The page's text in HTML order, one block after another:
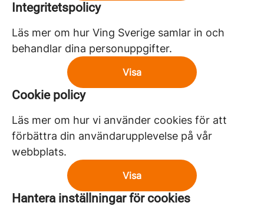
Integritetspolicy
Läs mer om hur Ving Sverige samlar in och
behandlar dina personuppgifter.
Visa
Cookie policy
Läs mer om hur vi använder cookies för att
förbättra din användarupplevelse på vår
webbplats.
Visa
Hantera inställningar för cookies